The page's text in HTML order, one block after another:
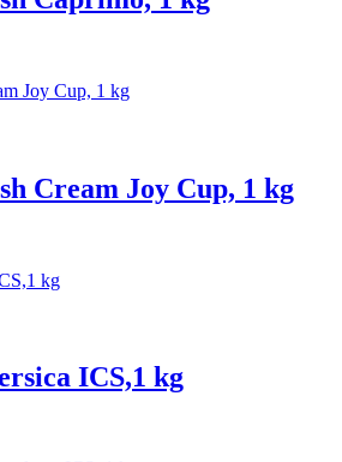
Cream Joy Cup, 1 kg
ICS,1 kg